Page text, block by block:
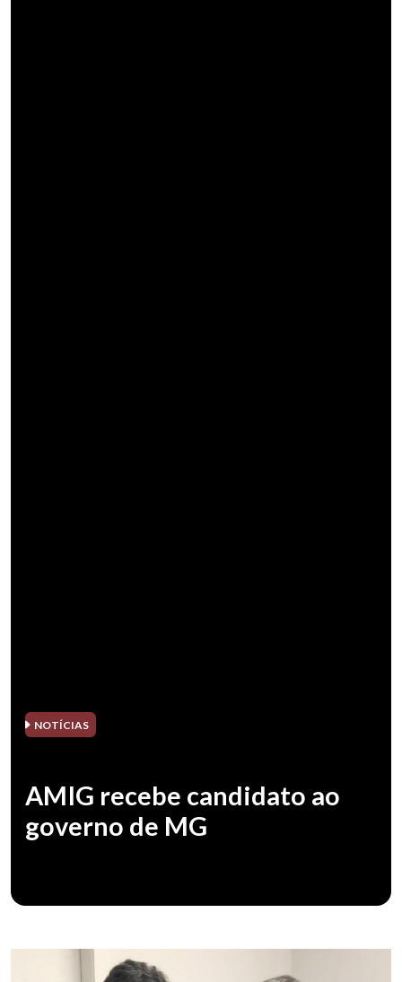
NOTÍCIAS
AMIG recebe candidato ao
governo de MG